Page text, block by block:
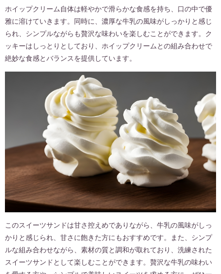
ホイップクリーム自体は軽やかで滑らかな食感を持ち、口の中で優
雅に溶けていきます。同時に、濃厚な牛乳の風味がしっかりと感じ
られ、シンプルながらも贅沢な味わいを楽しむことができます。ク
ッキーはしっとりとしており、ホイップクリームとの組み合わせで
絶妙な食感とバランスを提供しています。
このスイーツサンドは甘さ控えめでありながら、牛乳の風味がしっ
かりと感じられ、甘さに飽きた方にもおすすめです。また、シンプ
ルな組み合わせながら、素材の質と調和が取れており、洗練された
スイーツサンドとして楽しむことができます。贅沢な牛乳の味わい